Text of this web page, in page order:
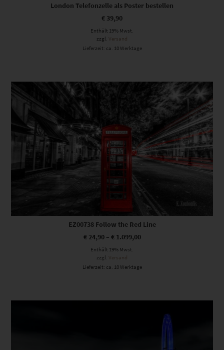
London Telefonzelle als Poster bestellen
€ 39,90
Enthält 19% Mwst.
zzgl.
Versand
Lieferzeit: ca. 10 Werktage
Dieses Produkt weist mehrere Varianten auf. Die Optionen können auf der Produktseite gewählt werden
EZ00738 Follow the Red Line
€24,90– €1.099,00
Enthält 19% Mwst.
zzgl. Versand
Lieferzeit: ca. 10 Werktage
Dieses Produkt weist mehrere Varianten auf. Die Optionen können auf der Produktseite gewählt werden